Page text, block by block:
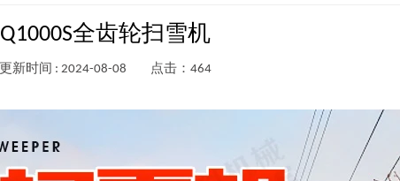
Q1000S全齿轮扫雪机
更新时间 : 2024-08-08 点击：464